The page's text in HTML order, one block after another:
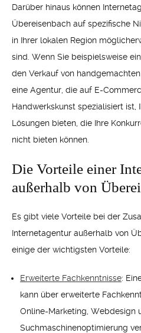
Darüber hinaus können
Übereisenbach auf spezifische
in Ihrer lokalen Region
sind. Wenn Sie beispielsweise
den Verkauf von
eine Agentur, die auf E-
Handwerkskunst spezialisiert ist,
Lösungen bieten, die Ihre
nicht bieten können.
Die Vorteile einer
außerhalb von
Es gibt viele Vorteile bei der
Internetagentur außerhalb von
einige der wichtigsten Vorteile:
Erweiterte Fachkenntnisse:
kann über erweiterte
Online-Marketing, Webdesign
Suchmaschinenoptimierung